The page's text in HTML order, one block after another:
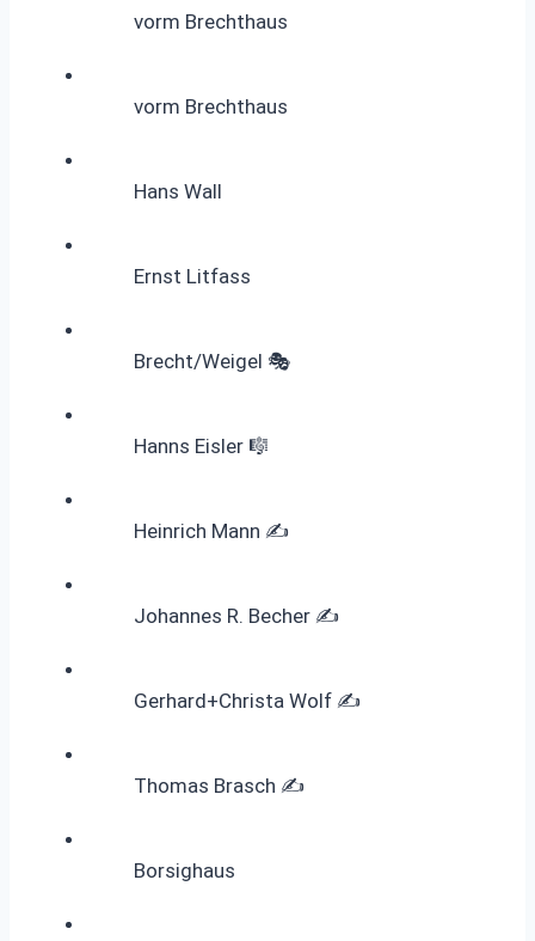
vorm Brechthaus
vorm Brechthaus
Hans Wall
Ernst Litfass
Brecht/Weigel 🎭
Hanns Eisler 🎼
Heinrich Mann ✍️
Johannes R. Becher ✍️
Gerhard+Christa Wolf ✍️
Thomas Brasch ✍️
Borsighaus